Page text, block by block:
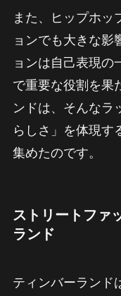
また、ヒップホッ
ョンでも大きな影
ョンは自己表現の
で重要な役割を果
ンドは、そんなラ
らしさ」を体現す
集めたのです。
ストリートファ
ランド
ティンバーランド